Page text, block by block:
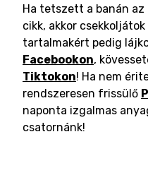
Ha tetszett a banán
cikk, akkor csekkoljátok
tartalmakért pedig
Facebookon,
Tiktokon! Ha nem
rendszeresen frissülő
naponta izgalmas
csatornánk!